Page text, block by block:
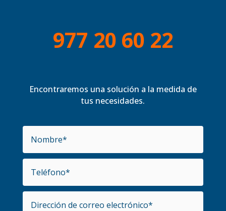
977 20 60 22
Encontraremos una solución a la medida de
tus necesidades.